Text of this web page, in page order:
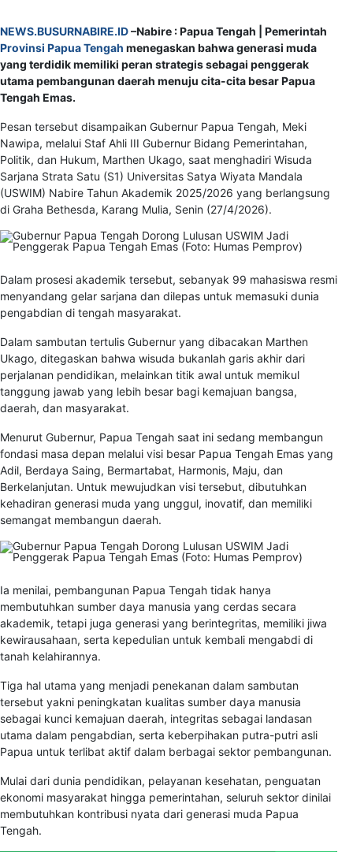
NEWS.BUSURNABIRE.ID–Nabire : Papua Tengah | Pemerintah
Provinsi Papua Tengah menegaskan bahwa generasi muda
yang terdidik memiliki peran strategis sebagai penggerak
utama pembangunan daerah menuju cita-cita besar Papua
Tengah Emas.
Pesan tersebut disampaikan Gubernur Papua Tengah, Meki
Nawipa, melalui Staf Ahli III Gubernur Bidang Pemerintahan,
Politik, dan Hukum, Marthen Ukago, saat menghadiri Wisuda
Sarjana Strata Satu (S1) Universitas Satya Wiyata Mandala
(USWIM) Nabire Tahun Akademik 2025/2026 yang berlangsung
di Graha Bethesda, Karang Mulia, Senin (27/4/2026).
Dalam prosesi akademik tersebut, sebanyak 99 mahasiswa resmi
menyandang gelar sarjana dan dilepas untuk memasuki dunia
pengabdian di tengah masyarakat.
Dalam sambutan tertulis Gubernur yang dibacakan Marthen
Ukago, ditegaskan bahwa wisuda bukanlah garis akhir dari
perjalanan pendidikan, melainkan titik awal untuk memikul
tanggung jawab yang lebih besar bagi kemajuan bangsa,
daerah, dan masyarakat.
Menurut Gubernur, Papua Tengah saat ini sedang membangun
fondasi masa depan melalui visi besar Papua Tengah Emas yang
Adil, Berdaya Saing, Bermartabat, Harmonis, Maju, dan
Berkelanjutan. Untuk mewujudkan visi tersebut, dibutuhkan
kehadiran generasi muda yang unggul, inovatif, dan memiliki
semangat membangun daerah.
Ia menilai, pembangunan Papua Tengah tidak hanya
membutuhkan sumber daya manusia yang cerdas secara
akademik, tetapi juga generasi yang berintegritas, memiliki jiwa
kewirausahaan, serta kepedulian untuk kembali mengabdi di
tanah kelahirannya.
Tiga hal utama yang menjadi penekanan dalam sambutan
tersebut yakni peningkatan kualitas sumber daya manusia
sebagai kunci kemajuan daerah, integritas sebagai landasan
utama dalam pengabdian, serta keberpihakan putra-putri asli
Papua untuk terlibat aktif dalam berbagai sektor pembangunan.
Mulai dari dunia pendidikan, pelayanan kesehatan, penguatan
ekonomi masyarakat hingga pemerintahan, seluruh sektor dinilai
membutuhkan kontribusi nyata dari generasi muda Papua
Tengah.